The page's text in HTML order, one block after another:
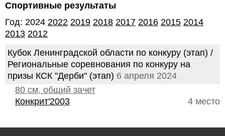
Спортивные результаты
Год: 2024 2022 2019 2018 2017 2016 2015 2014
2013 2012
Кубок Ленинградской области по конкуру (этап) /
Региональные соревнования по конкуру на
призы КСК "Дерби" (этап) 6 апреля 2024
80 см, общий зачет
4 место
Конкрит'2003